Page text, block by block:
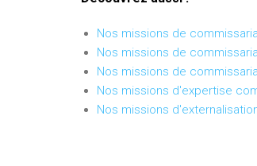
Nos missions de
Nos missions de
Nos missions de
Nos missions d'expertise
Nos missions